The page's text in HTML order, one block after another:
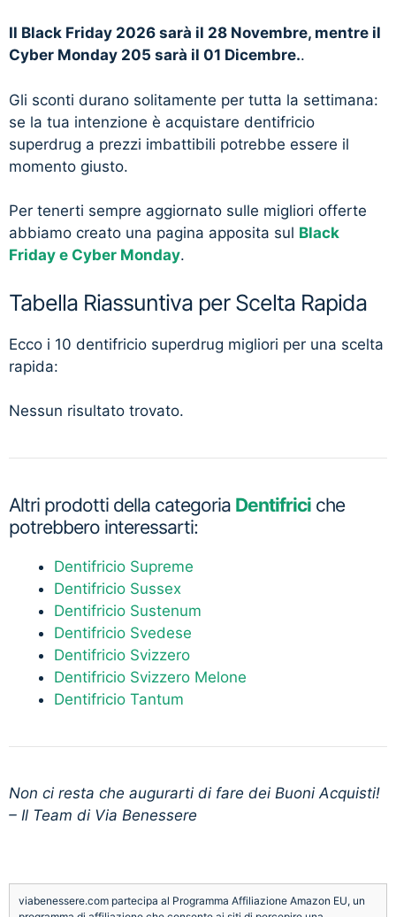
Il Black Friday 2026 sarà il 28 Novembre, mentre il
Cyber Monday 205 sarà il 01 Dicembre..
Gli sconti durano solitamente per tutta la settimana:
se la tua intenzione è acquistare dentifricio
superdrug a prezzi imbattibili potrebbe essere il
momento giusto.
Per tenerti sempre aggiornato sulle migliori offerte
abbiamo creato una pagina apposita sul Black
Friday e Cyber Monday.
Tabella Riassuntiva per Scelta Rapida
Ecco i 10 dentifricio superdrug migliori per una scelta
rapida:
Nessun risultato trovato.
Altri prodotti della categoria Dentifrici che
potrebbero interessarti:
Dentifricio Supreme
Dentifricio Sussex
Dentifricio Sustenum
Dentifricio Svedese
Dentifricio Svizzero
Dentifricio Svizzero Melone
Dentifricio Tantum
Non ci resta che augurarti di fare dei Buoni Acquisti!
– Il Team di Via Benessere
viabenessere.com partecipa al Programma Affiliazione Amazon EU, un